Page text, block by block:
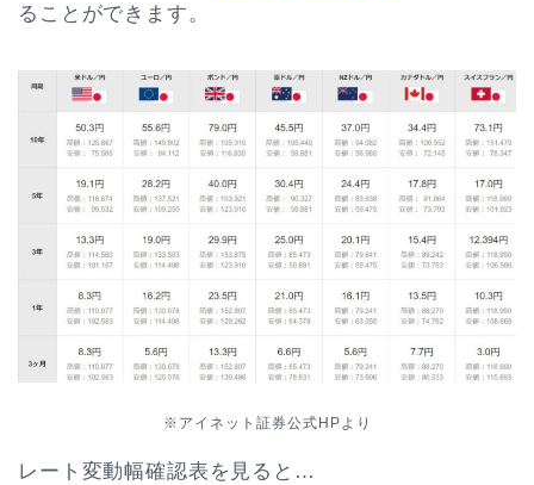
ることができます。
※アイネット証券公式HPより
レート変動幅確認表を見ると…